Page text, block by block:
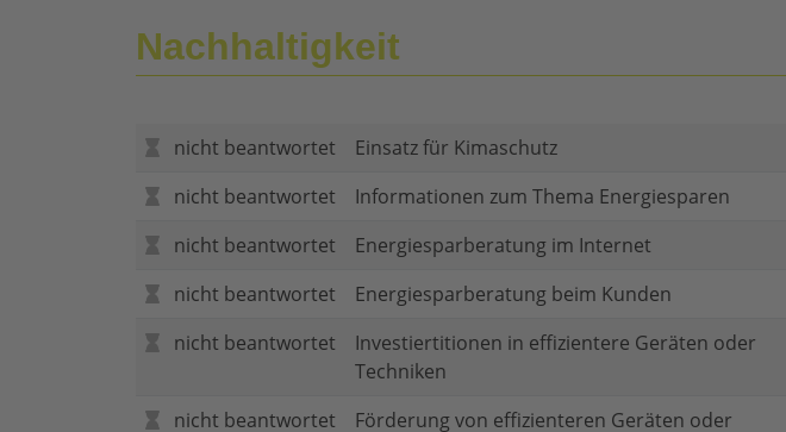
Nachhaltigkeit
nicht beantwortet
Einsatz für Kimaschutz
nicht beantwortet
Informationen zum Thema Energiesparen
nicht beantwortet
Energiesparberatung im Internet
nicht beantwortet
Energiesparberatung beim Kunden
nicht beantwortet
Investiertitionen in effizientere Geräten oder
Techniken
nicht beantwortet
Förderung von effizienteren Geräten oder